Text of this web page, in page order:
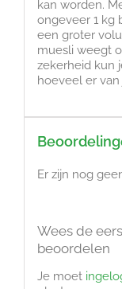
kan worden.
ongeveer 1 kg
een groter
muesli weegt
zekerheid kun
hoeveel er
Er zijn nog
Wees de
beoordelen
Je moet